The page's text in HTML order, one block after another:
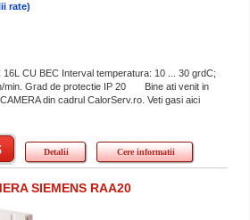
rate)
16L CU BEC Interval temperatura: 10 ... 30 grdC;
min. Grad de protectie IP 20 Bine ati venit in
din cadrul CalorServ.ro. Veti gasi aici
Detalii Cere informatii
SIEMENS RAA20